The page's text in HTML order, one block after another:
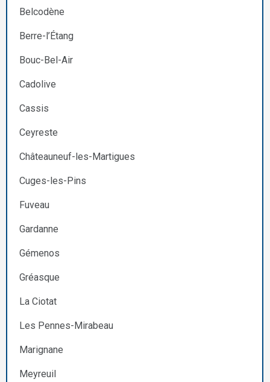
Belcodène
Berre-l’Étang
Bouc-Bel-Air
Cadolive
Cassis
Ceyreste
Châteauneuf-les-Martigues
Cuges-les-Pins
Fuveau
Gardanne
Gémenos
Gréasque
La Ciotat
Les Pennes-Mirabeau
Marignane
Meyreuil